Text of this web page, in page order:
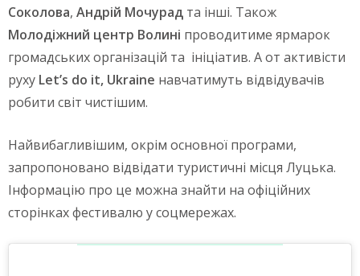
Соколова, Андрій Мочурад та інші. Також
Молодіжний центр Волині проводитиме ярмарок
громадських організацій та ініціатив. А от активісти
руху Let’s do it, Ukraine навчатимуть відвідувачів
робити світ чистішим.
Найвибагливішим, окрім основної програми,
запропоновано відвідати туристичні місця Луцька.
Інформацію про це можна знайти на офіційних
сторінках фестивалю у соцмережах.